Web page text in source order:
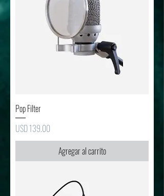
Pop Filter
Precio
USD 139.00
Agregar al carrito